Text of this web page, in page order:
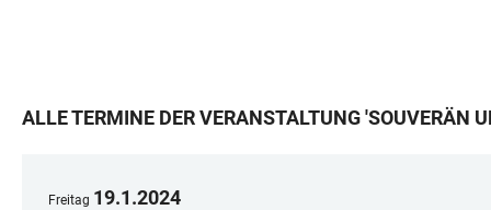
ALLE TERMINE DER VERANSTALTUNG'SOUVERÄN
Freitag 19.1.2024